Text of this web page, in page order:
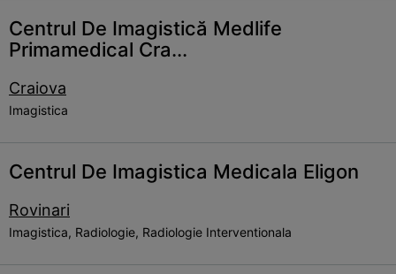
Centrul De Imagistică Medlife
Primamedical Cra...
Craiova
Imagistica
Centrul De Imagistica Medicala Eligon
Rovinari
Imagistica, Radiologie, Radiologie Interventionala